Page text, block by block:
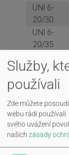
UNI 6-
20/30
UNI 6-
20/35
20/40
UNI 6-
Služby,
používali
Zde můžete
webu rádi
svého uvážení
našich zásady